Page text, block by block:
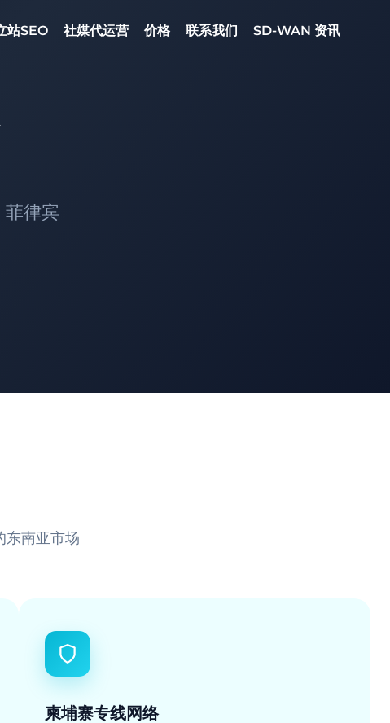
站SEO 社媒代运营 价格 联系我们 SD-WAN 资讯
菲律宾
东南亚市场
柬埔寨专线网络